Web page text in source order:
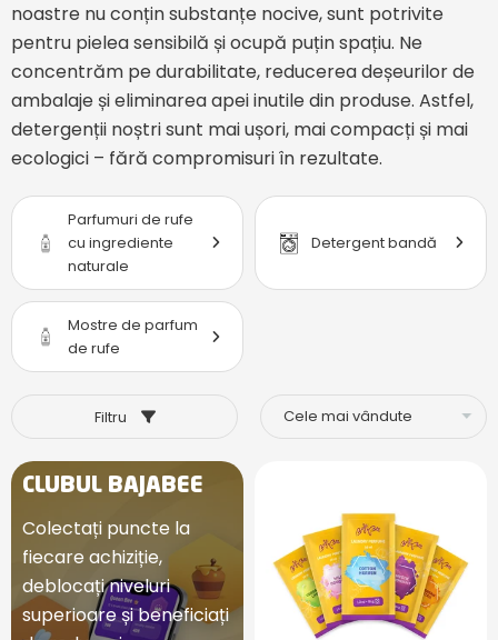
noastre nu conțin substanțe nocive, sunt potrivite
pentru pielea sensibilă și ocupă puțin spațiu. Ne
concentrăm pe durabilitate, reducerea deșeurilor de
ambalaje și eliminarea apei inutile din produse. Astfel,
detergenții noștri sunt mai ușori, mai compacți și mai
ecologici – fără compromisuri în rezultate.
Parfumuri de rufe
cu ingrediente
naturale
Detergent bandă
Mostre de parfum
de rufe
Filtru
CLUBUL BAJABEE
Colectați puncte la
fiecare achiziție,
deblocați niveluri
superioare și beneficiați